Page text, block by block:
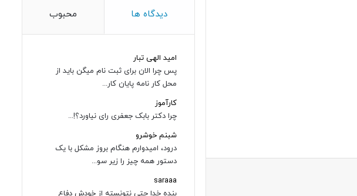
دیدگاه ها محبوب
امید الهی تبار
پس چرا الان برای ثبت نام میگن باید از
محل کار نامه پایان کار...
کارآموز
چرا دکتر بابک جعفری رای نیاورد؟!...
شبنم خوشرو
درود، امیدوارم هنگام بروز مشکل با یک
دستور همه چیز را زیر سو...
saraaa
بنده خدا حتی نتونسته از خودش دفاع